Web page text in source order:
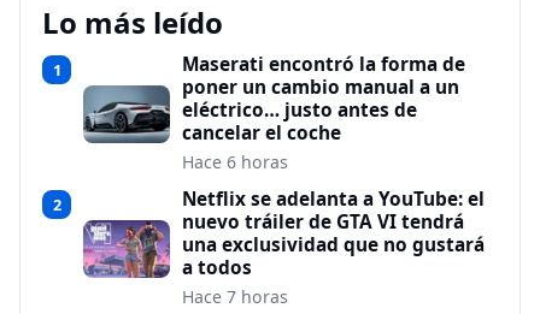
Lo más leído
1
Maserati encontró la forma de
poner un cambio manual a un
eléctrico… justo antes de
cancelar el coche
Hace 6 horas
2
Netflix se adelanta a YouTube: el
nuevo tráiler de GTA VI tendrá
una exclusividad que no gustará
a todos
Hace 7 horas